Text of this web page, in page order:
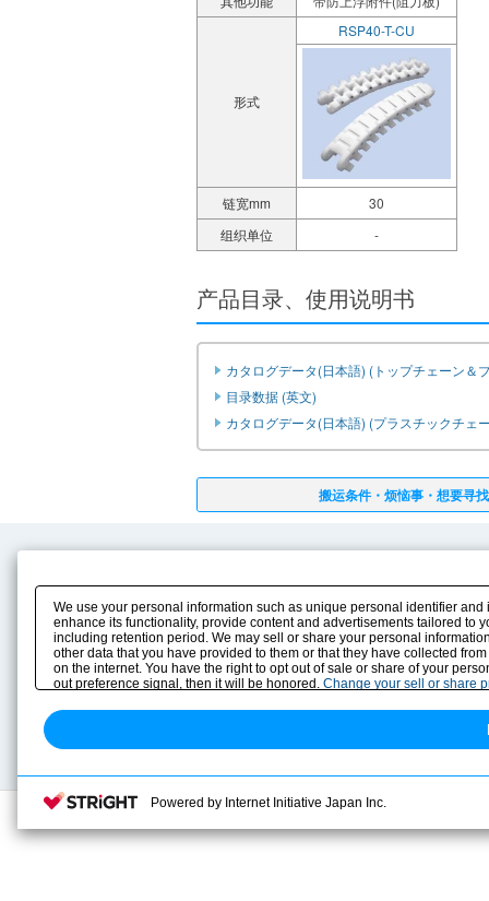
形式
RSP40-T-CU
链宽mm
30
组织单位
-
产品目录、使用说明书
カタログデータ(日本語) (トップチェーン＆
目录数据 (英文)
カタログデータ(日本語) (プラスチックチェ
搬运条件・烦恼事・想要寻
产品信息
解决方案实例
选型指南
选型计算
技术资料
电子目录
使用说明书
图纸库
We use your personal information such as unique personal identifier
enhance its functionality, provide content and advertisements tailored
including retention period. We may sell or share your personal
other data that you have provided to them or that they have collected
on the internet. You have the right to opt out of sale or share of your
out preference signal, then it will be honored. Change your sell or share
Powered by Internet Initiative Japan Inc.